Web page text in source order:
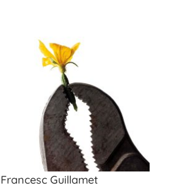
Francesc Guillamet